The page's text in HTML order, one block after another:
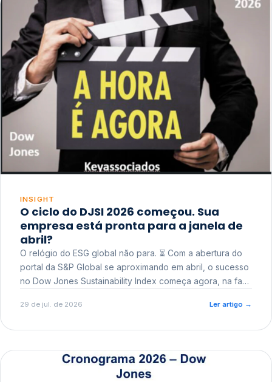
INSIGHT
O ciclo do DJSI 2026 começou. Sua
empresa está pronta para a janela de
abril?
O relógio do ESG global não para. ⏳ Com a abertura do
portal da S&P Global se aproximando em abril, o sucesso
no Dow Jones Sustainability Index começa agora, na fase
29 de jul. de 2026 Ler artigo →